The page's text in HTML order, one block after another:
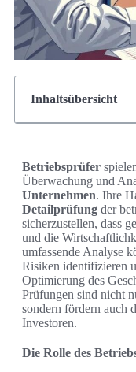
Inhaltsübersicht
Betriebsprüfer
Überwachung und
Unternehmen. Ihre
Detailprüfung der
sicherzustellen, dass
und die
umfassende Analyse
Risiken identifizieren
Optimierung des
Prüfungen sind nicht
sondern fördern auch
Investoren.
Die Rolle des